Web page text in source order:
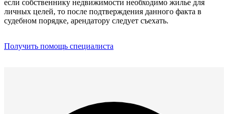
если собственнику недвижимости необходимо жилье для
личных целей, то после подтверждения данного факта в
судебном порядке, арендатору следует съехать.
Получить помощь специалиста